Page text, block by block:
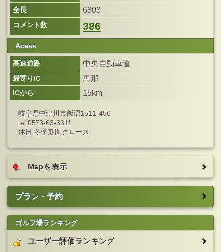
全長 6803
コメント数 386
Acess
高速道路 中央自動車道
最寄りIC 恵那
ICから 15km
岐阜県中津川市飯沼1511-456
tel:0573-63-3311
休日:冬季期間クローズ
Mapを表示
プラン・予約
ゴルフ場ランキング
ユーザー評価ランキング